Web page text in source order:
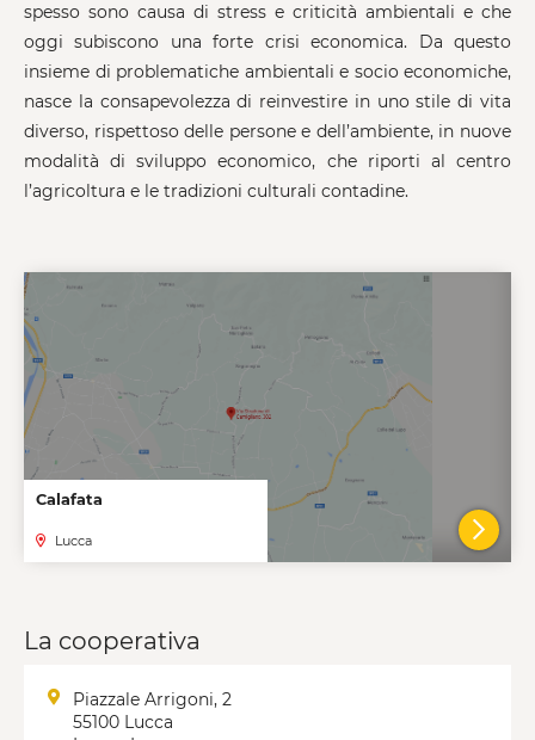
spesso sono causa di stress e criticità ambientali e che
oggi subiscono una forte crisi economica. Da questo
insieme di problematiche ambientali e socio economiche,
nasce la consapevolezza di reinvestire in uno stile di vita
diverso, rispettoso delle persone e dell’ambiente, in nuove
modalità di sviluppo economico, che riporti al centro
l’agricoltura e le tradizioni culturali contadine.
Calafata
Lucca VAI
La cooperativa
Piazzale Arrigoni, 2
55100 Lucca